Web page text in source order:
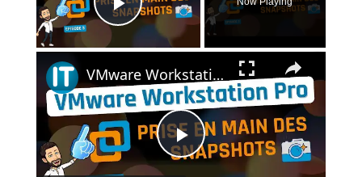
Play Video
Play
VMware Workstation Pro - Episode 3 - Les snapshots